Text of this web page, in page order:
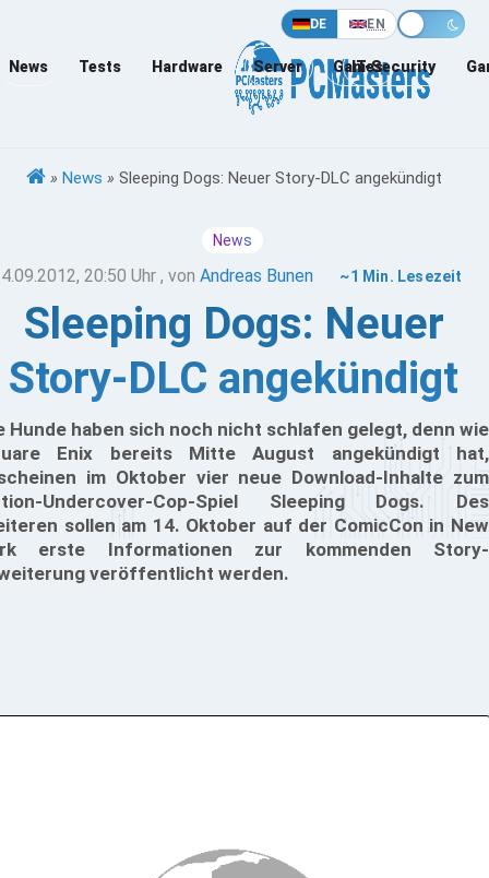
DE EN
News Tests Hardware Server Games
IT-Security
» News » Sleeping Dogs: Neuer Story-DLC angekündigt
News
20:50 Uhr , vonAndreas Bunen ~1 Min. Lesezeit
Sleeping Dogs: Neuer
Story-DLC angekündigt
Hunde haben sich noch nicht schlafen gelegt, denn wie
Enix bereits Mitte August angekündigt hat,
im Oktober vier neue Download-Inhalte zum
Undercover-Cop-Spiel Sleeping Dogs. Des
sollen am 14. Oktober auf der ComicCon in New
erste Informationen zur kommenden Story-
veröffentlicht werden.